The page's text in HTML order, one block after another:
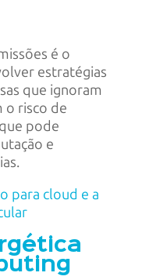
é o
estratégias
que ignoram
o risco de
pode
e
para cloud e a